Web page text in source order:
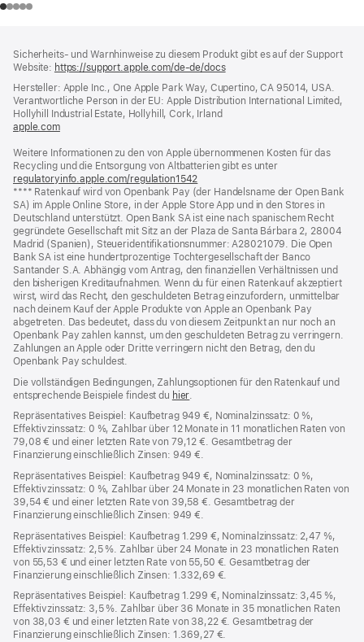
Sicherheits- und Warnhinweise zu diesem Produkt gibt es auf der Support
Website: https://support.apple.com/de-de/docs(öffnet
neues
Fenster)
Hersteller: Apple Inc., One Apple Park Way, Cupertino, CA 95014, USA.
Verantwortliche Person in der EU: Apple Distribution International Limited,
Hollyhill Industrial Estate, Hollyhill, Cork, Irland
apple.com(öffnet
neues
Fenster)
Weitere Informationen zu den von Apple übernommenen Kosten für das
Recycling und die Entsorgung von Altbatterien gibt es unter
regulatoryinfo.apple.com/regulation1542
ein
neues
Fenster)
Fußnote
**** Ratenkauf wird von Openbank Pay (der Handelsname der Open Bank
SA) im Apple Online Store, in der Apple Store App und in den Stores in
Deutschland unterstützt. Open Bank SA ist eine nach spanischem Recht
gegründete Gesellschaft mit Sitz an der Plaza de Santa Bárbara 2, 28004
Madrid (Spanien), Steueridentifikationsnummer: A28021079. Die Open
Bank SA ist eine hundertprozentige Tochtergesellschaft der Banco
Santander S.A. Abhängig vom Antrag, den finanziellen Verhältnissen und
den bisherigen Kreditaufnahmen. Wenn du für einen Ratenkauf akzeptiert
wirst, wird das Recht, den geschuldeten Betrag einzufordern, unmittelbar
nach deinem Kauf der Apple Produkte von Apple an Openbank Pay
abgetreten. Das bedeutet, dass du von diesem Zeitpunkt an nur noch an
Openbank Pay zahlen kannst, um den geschuldeten Betrag zu verringern.
Zahlungen an Apple oder Dritte verringern nicht den Betrag, den du
Openbank Pay schuldest.
Die vollständigen Bedingungen, Zahlungsoptionen für den Ratenkauf und
entsprechende Beispiele findest du hier
neues
Fenster)
Repräsentatives Beispiel: Kaufbetrag 949 €, Nominalzinssatz: 0 %,
Effektivzinssatz: 0 %, Zahlbar über 12 Monate in 11 monatlichen Raten von
79,08 € und einer letzten Rate von 79,12 €. Gesamtbetrag der
Finanzierung einschließlich Zinsen: 949 €.
Repräsentatives Beispiel: Kaufbetrag 949 €, Nominalzinssatz: 0 %,
Effektivzinssatz: 0 %, Zahlbar über 24 Monate in 23 monatlichen Raten von
39,54 € und einer letzten Rate von 39,58 €. Gesamtbetrag der
Finanzierung einschließlich Zinsen: 949 €.
Repräsentatives Beispiel: Kaufbetrag 1.299 €, Nominalzinssatz: 2,47 %,
Effektivzinssatz: 2,5 %. Zahlbar über 24 Monate in 23 monatlichen Raten
von 55,53 € und einer letzten Rate von 55,50 €. Gesamtbetrag der
Finanzierung einschließlich Zinsen: 1.332,69 €.
Repräsentatives Beispiel: Kaufbetrag 1.299 €, Nominalzinssatz: 3,45 %,
Effektivzinssatz: 3,5 %. Zahlbar über 36 Monate in 35 monatlichen Raten
von 38,03 € und einer letzten Rate von 38,22 €. Gesamtbetrag der
Finanzierung einschließlich Zinsen: 1.369,27 €.